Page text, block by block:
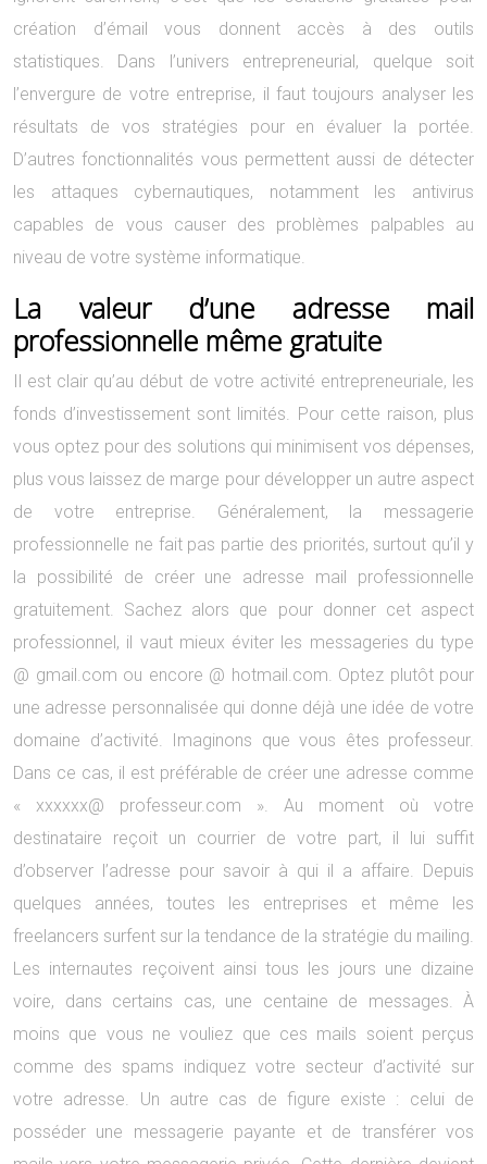
création d’émail vous donnent accès à des outils
statistiques. Dans l’univers entrepreneurial, quelque soit
l’envergure de votre entreprise, il faut toujours analyser les
résultats de vos stratégies pour en évaluer la portée.
D’autres fonctionnalités vous permettent aussi de détecter
les attaques cybernautiques, notamment les antivirus
capables de vous causer des problèmes palpables au
niveau de votre système informatique.
La valeur d’une adresse mail
professionnelle même gratuite
Il est clair qu’au début de votre activité entrepreneuriale, les
fonds d’investissement sont limités. Pour cette raison, plus
vous optez pour des solutions qui minimisent vos dépenses,
plus vous laissez de marge pour développer un autre aspect
de votre entreprise. Généralement, la messagerie
professionnelle ne fait pas partie des priorités, surtout qu’il y
la possibilité de créer une adresse mail professionnelle
gratuitement. Sachez alors que pour donner cet aspect
professionnel, il vaut mieux éviter les messageries du type
@ gmail.com ou encore @ hotmail.com. Optez plutôt pour
une adresse personnalisée qui donne déjà une idée de votre
domaine d’activité. Imaginons que vous êtes professeur.
Dans ce cas, il est préférable de créer une adresse comme
« xxxxxx@ professeur.com ». Au moment où votre
destinataire reçoit un courrier de votre part, il lui suffit
d’observer l’adresse pour savoir à qui il a affaire. Depuis
quelques années, toutes les entreprises et même les
freelancers surfent sur la tendance de la stratégie du mailing.
Les internautes reçoivent ainsi tous les jours une dizaine
voire, dans certains cas, une centaine de messages. À
moins que vous ne vouliez que ces mails soient perçus
comme des spams indiquez votre secteur d’activité sur
votre adresse. Un autre cas de figure existe : celui de
posséder une messagerie payante et de transférer vos